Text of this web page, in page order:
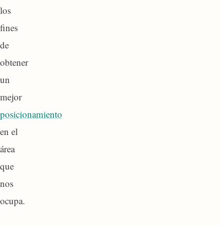
los
fines
de
obtener
un
mejor
posicionamiento
en el
área
que
nos
ocupa.